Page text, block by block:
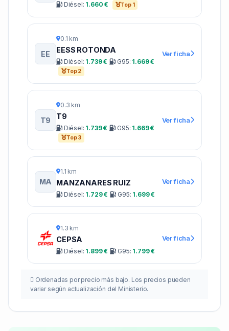
Diésel: 1.660 € Top 1
EE
0.1 km
EESS ROTONDA
Diésel: 1.739 € G95: 1.669 €
Top 2
Ver ficha
T9
0.3 km
T9
Diésel: 1.739 € G95: 1.669 €
Top 3
Ver ficha
MA
1.1 km
MANZANARES RUIZ
Diésel: 1.729 € G95: 1.699 €
Ver ficha
1.3 km
CEPSA
Diésel: 1.899 € G95: 1.799 €
Ver ficha
Ordenadas por precio más bajo. Los precios pueden
variar según actualización del Ministerio.